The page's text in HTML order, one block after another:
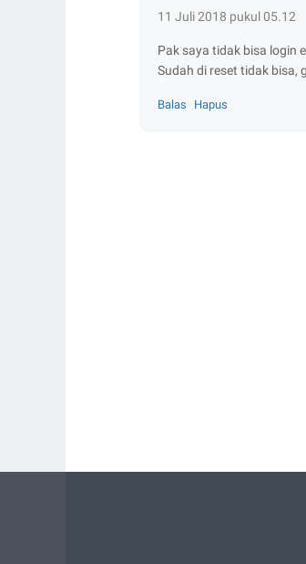
11 Juli 2018 pukul 05.12
Pak saya tidak bisa login
Sudah di reset tidak bisa,
Balas Hapus